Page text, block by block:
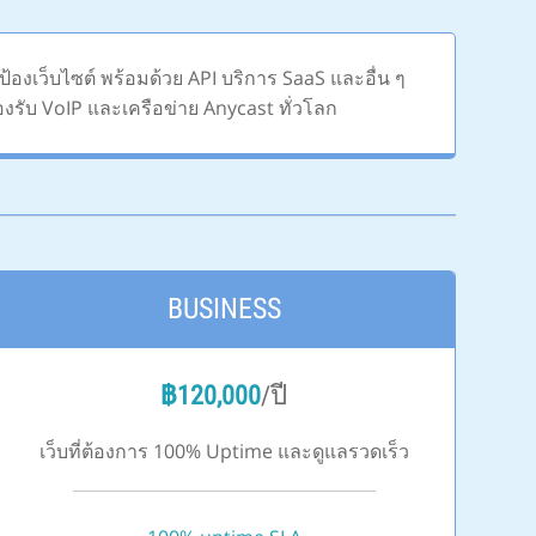
เว็บไซต์ พร้อมด้วย API บริการ SaaS และอื่น ๆ
บ VoIP และเครือข่าย Anycast ทั่วโลก
BUSINESS
฿120,000/ปี
เว็บที่ต้องการ 100% Uptime และดูแลรวดเร็ว